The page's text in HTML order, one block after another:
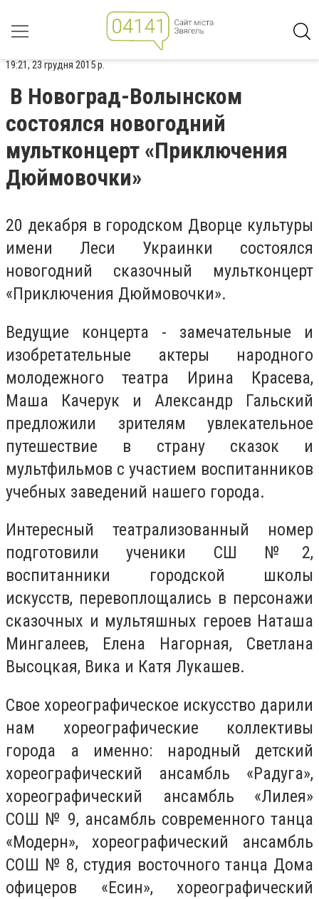
19:21, 23 грудня 2015 р.
В Новоград-Волынском
состоялся новогодний
мультконцерт «Приключения
Дюймовочки»
20 декабря в городском Дворце культуры
имени Леси Украинки состоялся
новогодний сказочный мультконцерт
«Приключения Дюймовочки».
Ведущие концерта - замечательные и
изобретательные актеры народного
молодежного театра Ирина Красева,
Маша Качерук и Александр Гальский
предложили зрителям увлекательное
путешествие в страну сказок и
мультфильмов с участием воспитанников
учебных заведений нашего города.
Интересный театрализованный номер
подготовили ученики СШ №2,
воспитанники городской школы
искусств, перевоплощались в персонажи
сказочных и мультяшных героев Наташа
Мингалеев, Елена Нагорная, Светлана
Высоцкая, Вика и Катя Лукашев.
Свое хореографическое искусство дарили
нам хореографические коллективы
города а именно: народный детский
хореографический ансамбль «Радуга»,
хореографический ансамбль «Лилея»
СОШ № 9, ансамбль современного танца
«Модерн», хореографический ансамбль
СОШ № 8, студия восточного танца Дома
офицеров «Есин», хореографический